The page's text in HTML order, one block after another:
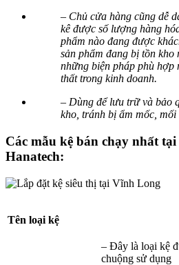
– Chủ cửa hàng cũng dễ
kê được số lượng hàng
phẩm nào đang được
sản phẩm đang bị tồn kho
những biện pháp phù hợp
thất trong kinh doanh.
– Dùng để lưu trữ và bảo
kho, tránh bị ẩm mốc, mối
Các mẫu kệ bán chạy nhất
Hanatech:
Tên loại kệ
– Đây là loại kệ
chuộng sử dụng